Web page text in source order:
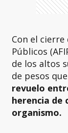
Con el cierre
Públicos
de los altos
de pesos
revuelo
herencia de
organismo.